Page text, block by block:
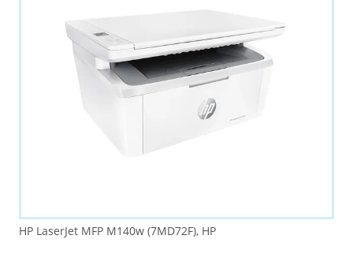
HP LaserJet MFP M140w (7MD72F), HP